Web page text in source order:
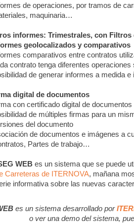
de operaciones, por tramos de
maquinaria…
informes: Trimestrales, con Filtros
geolocalizados y comparativos
comparativos entre contratos
contrato tenga diferentes operaciones
de generar informes a medida
digital de documentos
con certificado digital de
de múltiples firmas para un
del documento
de documentos e imágenes a
Partes de trabajo…
WEB es un sistema que se puede
Carreteras de ITERNOVA, mañana
informativa sobre las nuevas
es un sistema desarrollado por
o ver una demo del sistema,